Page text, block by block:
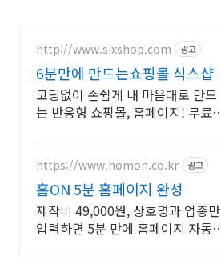
http://www.sixshop.com 광고
6분만에 만드는쇼핑몰 식스샵
코딩없이 손쉽게 내 마음대로 만드
는 반응형 쇼핑몰, 홈페이지! 무료
https://www.homon.co.kr 광고
홈ON 5분 홈페이지 완성
제작비 49,000원, 상호명과 업종만
입력하면 5분 만에 홈페이지 자동